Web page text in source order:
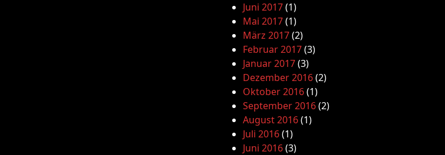
Juni 2017(1)
Mai 2017(1)
März 2017(2)
Februar 2017(3)
Januar 2017(3)
Dezember 2016(2)
Oktober 2016(1)
September 2016(2)
August 2016(1)
Juli 2016(1)
Juni 2016(3)